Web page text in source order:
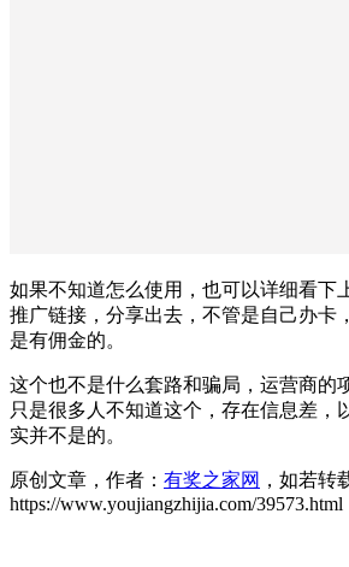
如果不知道怎么使用，也可以详细看下
推广链接，分享出去，不管是自己办卡
是有佣金的。
这个也不是什么套路和骗局，运营商的
只是很多人不知道这个，存在信息差，
实并不是的。
原创文章，作者： 有奖之家网 ，如若转
https://www.youjiangzhijia.com/39573.html